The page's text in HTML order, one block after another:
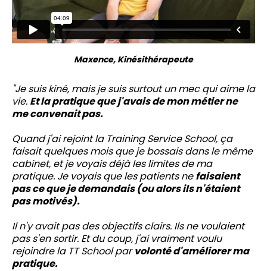
Maxence, Kinésithérapeute
"Je suis kiné, mais je suis surtout un mec qui aime la
vie. Et la pratique que j'avais de mon métier ne
me convenait pas.
Quand j'ai rejoint la Training Service School, ça
faisait quelques mois que je bossais dans le même
cabinet, et je voyais déjà les limites de ma
pratique. Je voyais que les patients nefaisaient
pas ce que je demandais (ou alors ils n'étaient
pas motivés).
Il n'y avait pas des objectifs clairs. Ils ne voulaient
pas s'en sortir. Et du coup, j'ai vraiment voulu
rejoindre la TT School parvolonté d'améliorer ma
pratique.